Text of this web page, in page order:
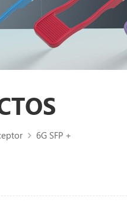
6G SFP +